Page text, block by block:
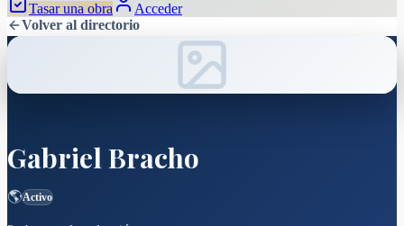
Tasar una obra
Acceder
Volver al directorio
Gabriel Bracho
🌎Activo